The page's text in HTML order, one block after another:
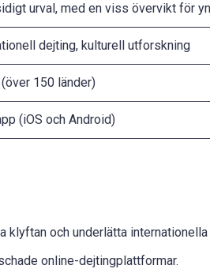
urval, med en viss övervikt för
dejting, kulturell utforskning
150 länder)
(iOS och Android)
och underlätta
online-dejtingplattformar.